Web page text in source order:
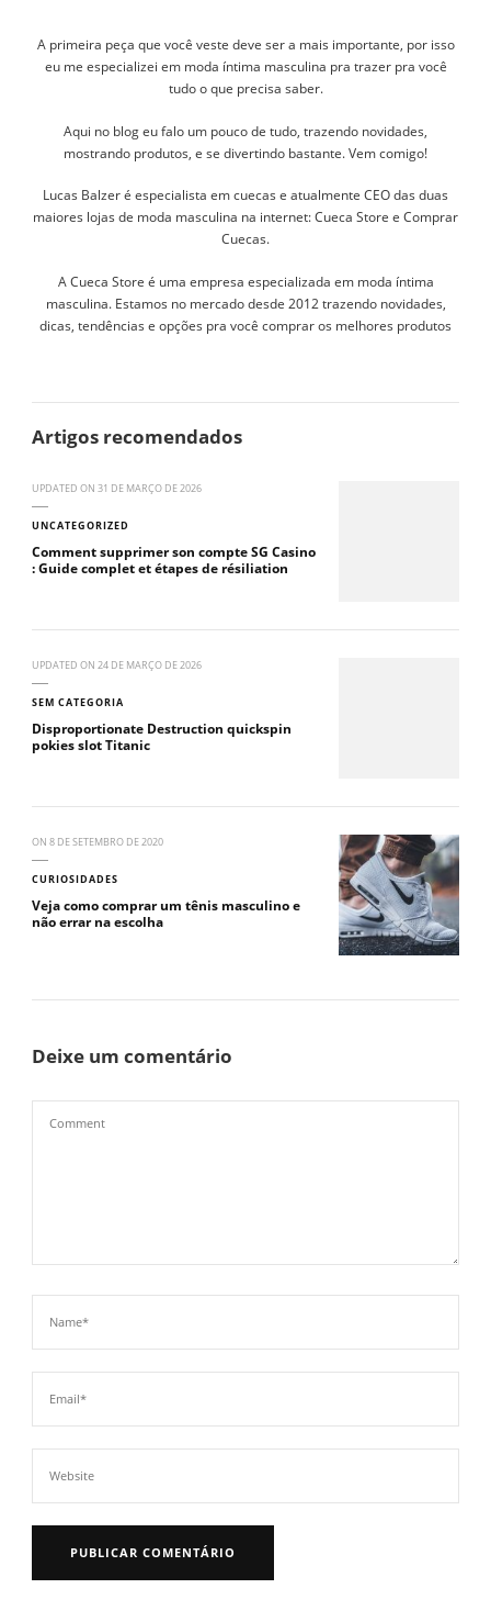
A primeira peça que você veste deve ser a mais importante, por isso
eu me especializei em moda íntima masculina pra trazer pra você
tudo o que precisa saber.
Aqui no blog eu falo um pouco de tudo, trazendo novidades,
mostrando produtos, e se divertindo bastante. Vem comigo!
Lucas Balzer é especialista em cuecas e atualmente CEO das duas
maiores lojas de moda masculina na internet: Cueca Store e Comprar
Cuecas.
A Cueca Store é uma empresa especializada em moda íntima
masculina. Estamos no mercado desde 2012 trazendo novidades,
dicas, tendências e opções pra você comprar os melhores produtos
Artigos recomendados
UPDATED ON 31 DE MARÇO DE 2026
UNCATEGORIZED
Comment supprimer son compte SG Casino
: Guide complet et étapes de résiliation
UPDATED ON 24 DE MARÇO DE 2026
SEM CATEGORIA
Disproportionate Destruction quickspin
pokies slot Titanic
ON 8 DE SETEMBRO DE 2020
CURIOSIDADES
Veja como comprar um tênis masculino e
não errar na escolha
Deixe um comentário